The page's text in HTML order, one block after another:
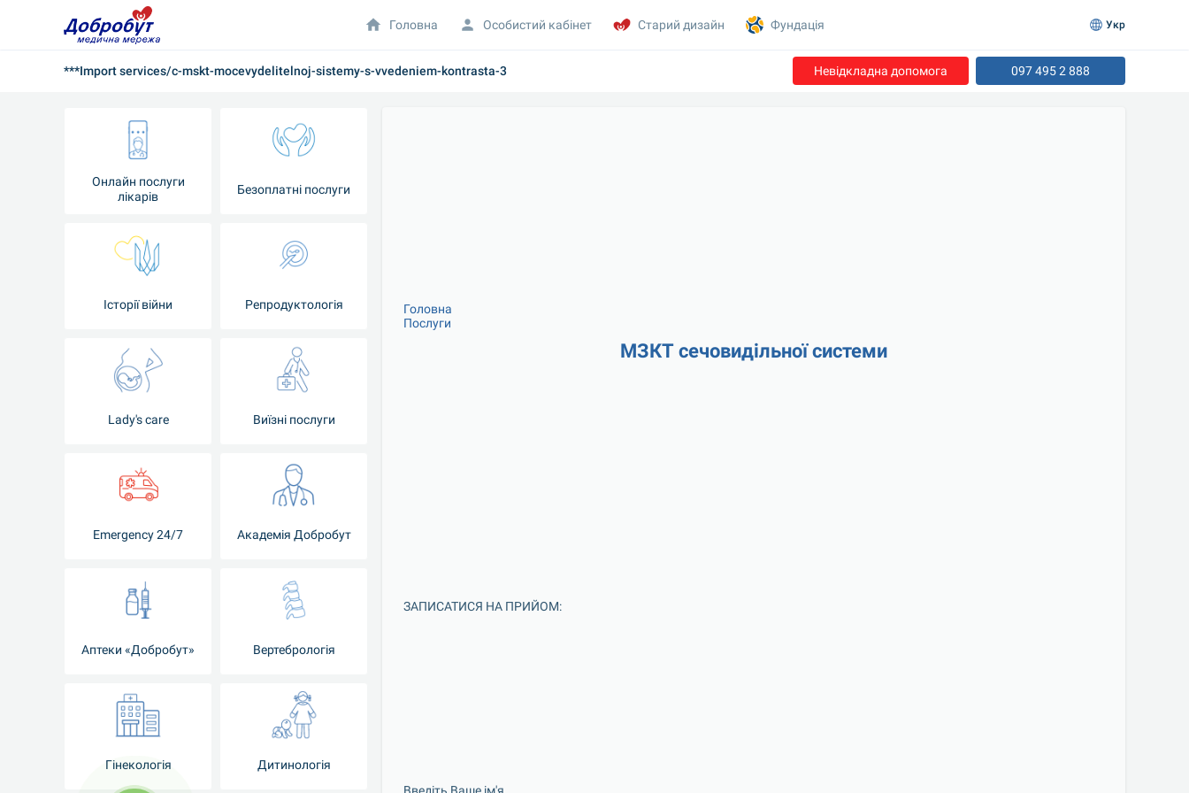
***Import services/c-mskt-mocevydelitelnoj-sistemy-s-vvedeniem-kontrasta-3 Невідкладна допомога 097 495 2 888
Онлайн послуги
лікарів
Безоплатні послуги
Історії війни Репродуктологія
Lady's care Виїзні послуги
Emergency 24/7 Академія Добробут
Аптеки «Добробут» Вертебрологія
Гінекологія Дитинологія
Головна
Послуги
МЗКТ сечовидільної системи
ЗАПИСАТИСЯ НА ПРИЙОМ:
Головна Особистий кабінет Старий дизайн Фундація Укр